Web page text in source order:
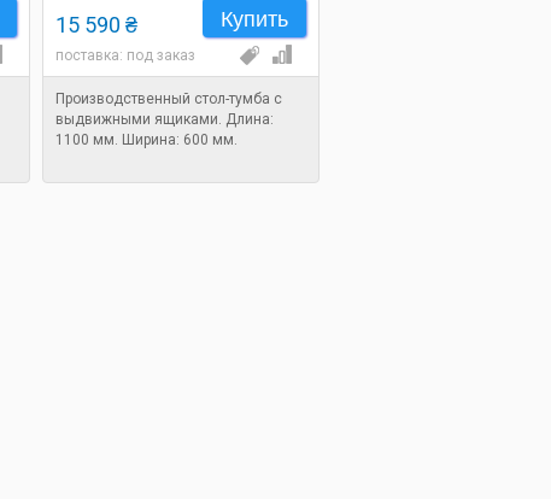
Купить
15 590 ₴
поставка: под заказ
Производственный стол-тумба с
выдвижными ящиками. Длина:
1100 мм. Ширина: 600 мм.